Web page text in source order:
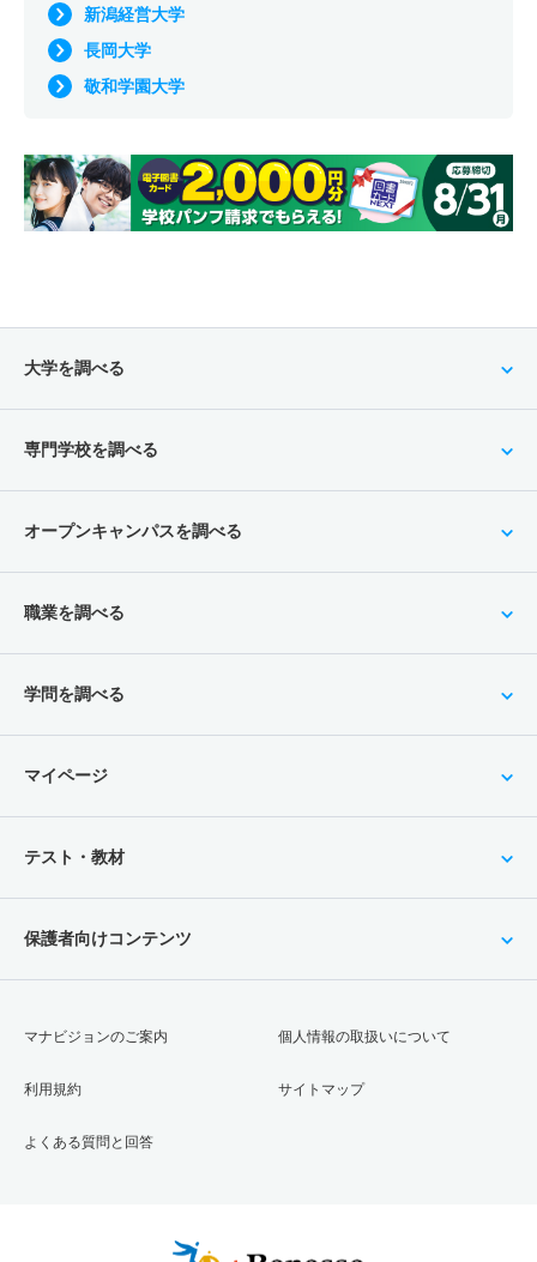
新潟経営大学
長岡大学
敬和学園大学
大学を調べる
専門学校を調べる
オープンキャンパスを調べる
職業を調べる
学問を調べる
マイページ
テスト・教材
保護者向けコンテンツ
マナビジョンのご案内
利用規約
よくある質問と回答
個人情報の取扱いについて
サイトマップ